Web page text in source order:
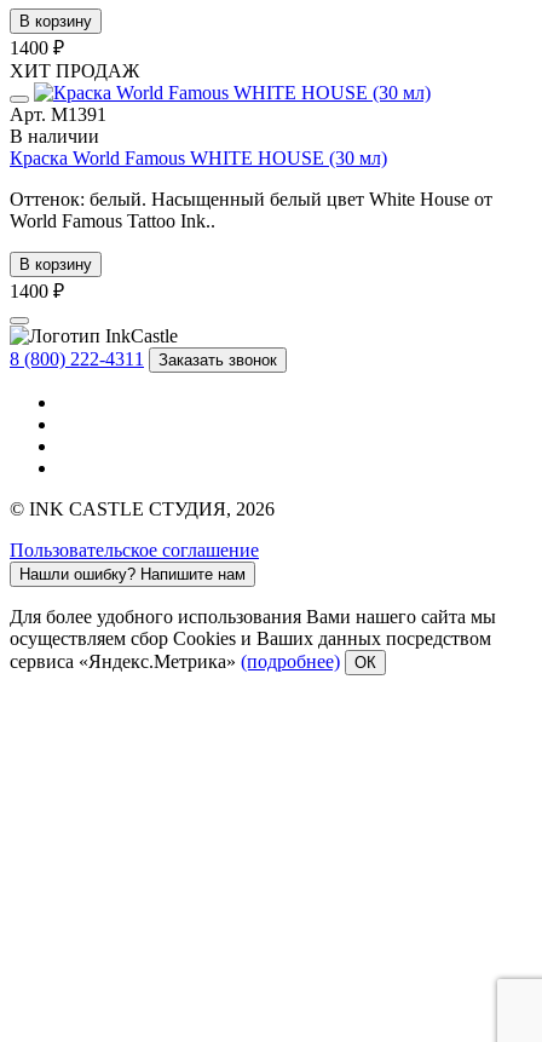
В корзину
1400 ₽
ХИТ ПРОДАЖ
Арт. М1391
В наличии
Краска World Famous WHITE HOUSE (30 мл)
Оттенок: белый. Насыщенный белый цвет White House от
World Famous Tattoo Ink..
В корзину
1400 ₽
8 (800) 222-4311 Заказать звонок
© INK CASTLE СТУДИЯ, 2026
Пользовательское соглашение
Нашли ошибку? Напишите нам
Для более удобного использования Вами нашего сайта мы
осуществляем сбор Cookies и Ваших данных посредством
сервиса «Яндекс.Метрика» (подробнее) ОК